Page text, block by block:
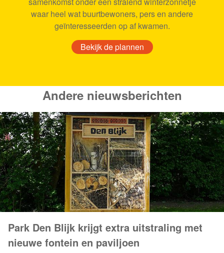
waar heel wat buurtbewoners, pers en andere
geïnteresseerden op af kwamen.
Bekijk de plannen
Andere nieuwsberichten
Park Den Blijk krijgt extra uitstraling met
nieuwe fontein en paviljoen